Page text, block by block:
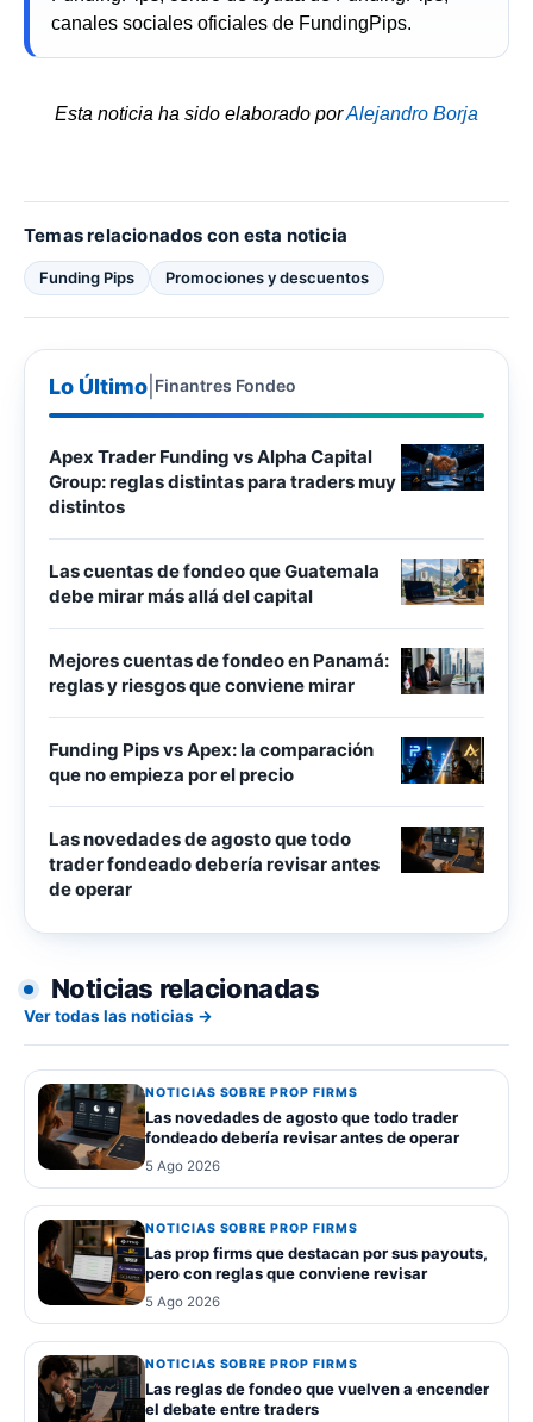
canales sociales oficiales de FundingPips.
Esta noticia ha sido elaborado porAlejandro Borja
Temas relacionados con esta noticia
Funding Pips Promociones y descuentos
Lo Último Finantres Fondeo
Apex Trader Funding vs Alpha Capital
Group: reglas distintas para traders muy
distintos
Las cuentas de fondeo que Guatemala
debe mirar más allá del capital
Mejores cuentas de fondeo en Panamá:
reglas y riesgos que conviene mirar
Funding Pips vs Apex: la comparación
que no empieza por el precio
Las novedades de agosto que todo
trader fondeado debería revisar antes
de operar
Noticias relacionadas
Ver todas las noticias →
NOTICIAS SOBRE PROP FIRMS
Las novedades de agosto que todo trader
fondeado debería revisar antes de operar
5 Ago 2026
NOTICIAS SOBRE PROP FIRMS
Las prop firms que destacan por sus payouts,
pero con reglas que conviene revisar
5 Ago 2026
NOTICIAS SOBRE PROP FIRMS
Las reglas de fondeo que vuelven a encender
el debate entre traders